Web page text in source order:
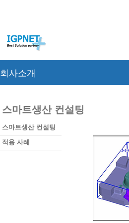
회사소개
스마트생산 컨설팅
스마트생산 컨설팅
적용 사례